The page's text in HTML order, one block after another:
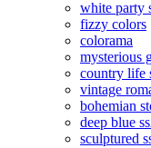
white party
fizzy colors
colorama
mysterious
country life
vintage
bohemian
deep blue
sculptured